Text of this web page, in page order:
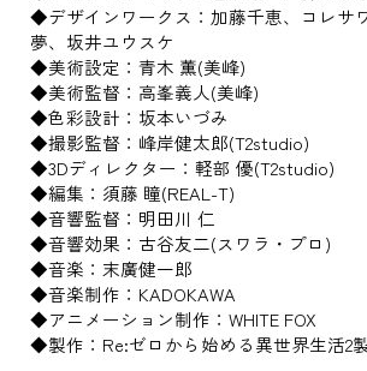
◆デザインワークス：加藤千恵、コレサ
夢、坂井ユウスケ
◆美術設定：青木 薫(美峰)
◆美術監督：高峯義人(美峰)
◆色彩設計：坂本いづみ
◆撮影監督：峰岸健太郎(T2studio)
◆3Dディレクター：軽部 優(T2studio)
◆編集：須藤 瞳(REAL-T)
◆音響監督：明田川 仁
◆音響効果：古谷友二(スワラ・プロ)
◆音楽：末廣健一郎
◆音楽制作：KADOKAWA
◆アニメーション制作：WHITE FOX
◆製作：Re:ゼロから始める異世界生活2